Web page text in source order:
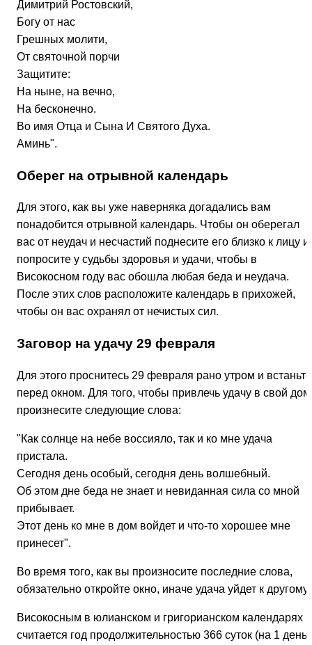
Димитрий Ростовский,
Богу от нас
Грешных молити,
От святочной порчи
Защитите:
На ныне, на вечно,
На бесконечно.
Во имя Отца и Сына И Святого Духа.
Аминь".
Оберег на отрывной календарь
Для этого, как вы уже наверняка догадались вам
понадобится отрывной календарь. Чтобы он оберегал
вас от неудач и несчастий поднесите его близко к лицу и
попросите у судьбы здоровья и удачи, чтобы в
Високосном году вас обошла любая беда и неудача.
После этих слов расположите календарь в прихожей,
чтобы он вас охранял от нечистых сил.
Заговор на удачу 29 февраля
Для этого проснитесь 29 февраля рано утром и встаньте
перед окном. Для того, чтобы привлечь удачу в свой дом
произнесите следующие слова:
"Как солнце на небе воссияло, так и ко мне удача
пристала.
Сегодня день особый, сегодня день волшебный.
Об этом дне беда не знает и невиданная сила со мной
прибывает.
Этот день ко мне в дом войдет и что-то хорошее мне
принесет".
Во время того, как вы произносите последние слова,
обязательно откройте окно, иначе удача уйдет к другому.
Високосным в юлианском и григорианском календарях
считается год продолжительностью 366 суток (на 1 день